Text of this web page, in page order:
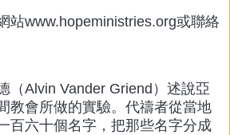
站www.hopeministries.org或聯絡
（Alvin Vander Griend）述說亞
教會所做的實驗。代禱者從當地
百六十個名字，把那些名字分成